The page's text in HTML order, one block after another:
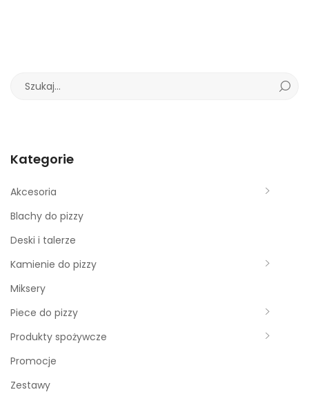
c
f
:
Kategorie
Akcesoria
Blachy do pizzy
Deski i talerze
Kamienie do pizzy
Miksery
Piece do pizzy
Produkty spożywcze
Promocje
Zestawy